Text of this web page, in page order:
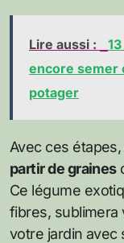
Lire aussi :
encore semer
potager
Avec ces étapes,
partir de graines
Ce légume
fibres, sublimera
votre jardin avec